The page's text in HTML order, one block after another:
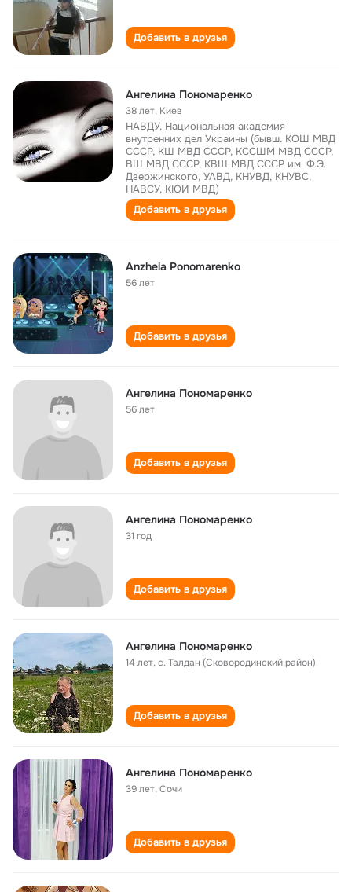
Добавить в друзья
Ангелина Пономаренко
38 лет, Киев
НАВДУ, Национальная академия
внутренних дел Украины (бывш. КОШ МВД
СССР, КШ МВД СССР, КССШМ МВД СССР,
ВШ МВД СССР, КВШ МВД СССР им. Ф.Э.
Дзержинского, УАВД, КНУВД, КНУВС,
НАВСУ, КЮИ МВД)
Добавить в друзья
Anzhela Ponomarenko
56 лет
Добавить в друзья
Ангелина Пономаренко
56 лет
Добавить в друзья
Ангелина Пономаренко
31 год
Добавить в друзья
Ангелина Пономаренко
14 лет,с. Талдан (Сковородинский район)
Добавить в друзья
Ангелина Пономаренко
39 лет,Сочи
Добавить в друзья